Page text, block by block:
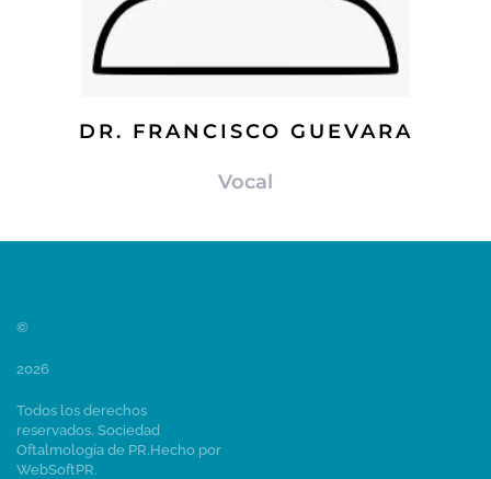
DR. FRANCISCO GUEVARA
Vocal
©
2026
Todos los derechos
reservados. Sociedad
Oftalmología de PR.Hecho por
WebSoftPR.